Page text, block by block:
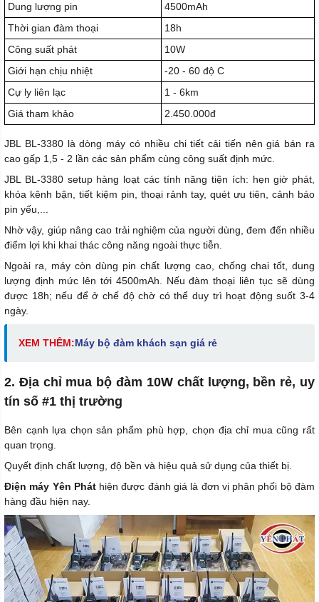
Dung lượng pin
4500mAh
Thời gian đàm thoại
18h
Công suất phát
10W
Giới hạn chịu nhiệt
-20 - 60 độ C
Cự ly liên lạc
1 - 6km
Giá tham khảo
2.450.000đ
JBL BL-3380 là dòng máy có nhiều chi tiết cải tiến nên giá bán ra
cao gấp 1,5 - 2 lần các sản phẩm cùng công suất định mức.
JBL BL-3380 setup hàng loạt các tính năng tiện ích: hẹn giờ phát,
khóa kênh bận, tiết kiệm pin, thoại rảnh tay, quét ưu tiên, cảnh báo
pin yếu,...
Nhờ vậy, giúp nâng cao trải nghiệm của người dùng, đem đến nhiều
điểm lợi khi khai thác công năng ngoài thực tiễn.
Ngoài ra, máy còn dùng pin chất lượng cao, chống chai tốt, dung
lượng định mức lên tới 4500mAh. Nếu đàm thoại liên tục sẽ dùng
được 18h; nếu để ở chế độ chờ có thể duy trì hoạt động suốt 3-4
ngày.
XEM THÊM:Máy bộ đàm khách sạn giá rẻ
2. Địa chỉ mua bộ đàm 10W chất lượng, bền rẻ, uy
tín số #1 thị trường
Bên cạnh lựa chọn sản phẩm phù hợp, chọn địa chỉ mua cũng rất
quan trọng.
Quyết định chất lượng, độ bền và hiệu quả sử dụng của thiết bị.
Điện máy Yên Pháthiện được đánh giá là đơn vị phân phối bộ đàm
hàng đầu hiện nay.